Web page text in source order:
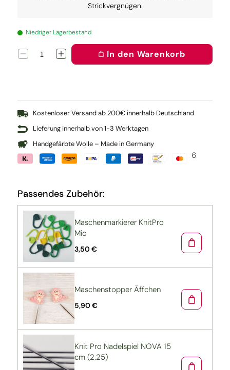
Strickvergnügen.
Niedriger Lagerbestand
Verringere
Morning
Erhöhe
Morning
In den Warenkorb
Kostenloser Versand ab 200€ innerhalb Deutschland
Lieferung innerhalb von 1-3 Werktagen
Handgefärbte Wolle – Made in Germany
6
Passendes Zubehör:
Maschenmarkierer KnitPro
Mio
3,50 €
Maschenstopper Äffchen
5,90 €
Knit Pro Nadelspiel NOVA 15
cm (2.25)